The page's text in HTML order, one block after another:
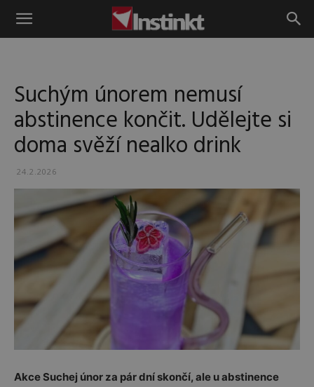
Instinkt
Suchým únorem nemusí
abstinence končit. Udělejte si
doma svěží nealko drink
24.2.2026
Akce Suchej únor za pár dní skončí, ale u abstinence